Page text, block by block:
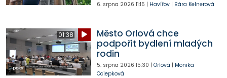
6. srpna 2026 11:15 | Havířov| Bára Kelnerová
01:38
Město Orlová chce
podpořit bydlení mladých
rodin
5. srpna 2026 15:30 | Orlová | Monika
Ociepková